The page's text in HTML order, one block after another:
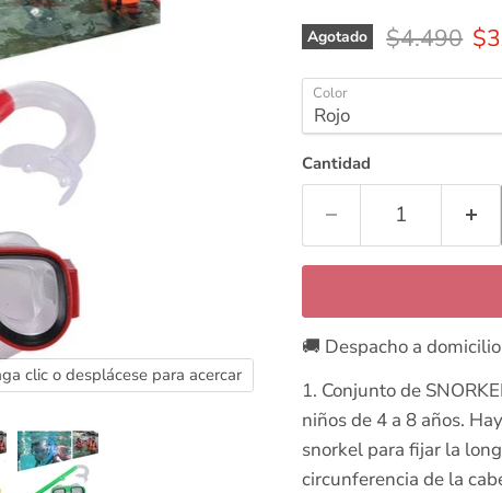
clic o desplácese para acercar
Agotado Precio
$4.490
Color
Cantidad
🚚 Despacho a
1. Conjunto de
niños de 4 a 8 años.
snorkel para fijar la
circunferencia de la